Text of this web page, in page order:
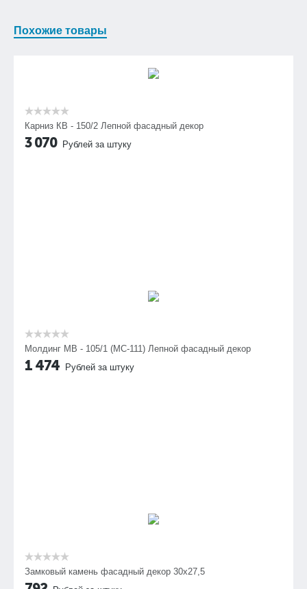
Похожие товары
Карниз КВ - 150/2 Лепной фасадный декор
3 070 Рублей за штуку
Молдинг МВ - 105/1 (МС-111) Лепной фасадный декор
1 474 Рублей за штуку
Замковый камень фасадный декор 30х27,5